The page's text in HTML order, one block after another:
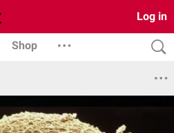
Log in
Shop